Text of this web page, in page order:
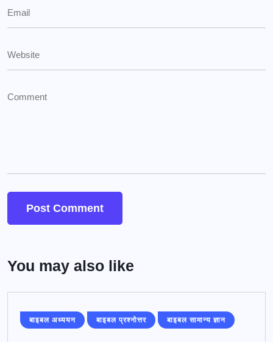
You may also like
बाइबल अध्ययन बाइबल प्रश्नोत्तर बाइबल सामान्य ज्ञान